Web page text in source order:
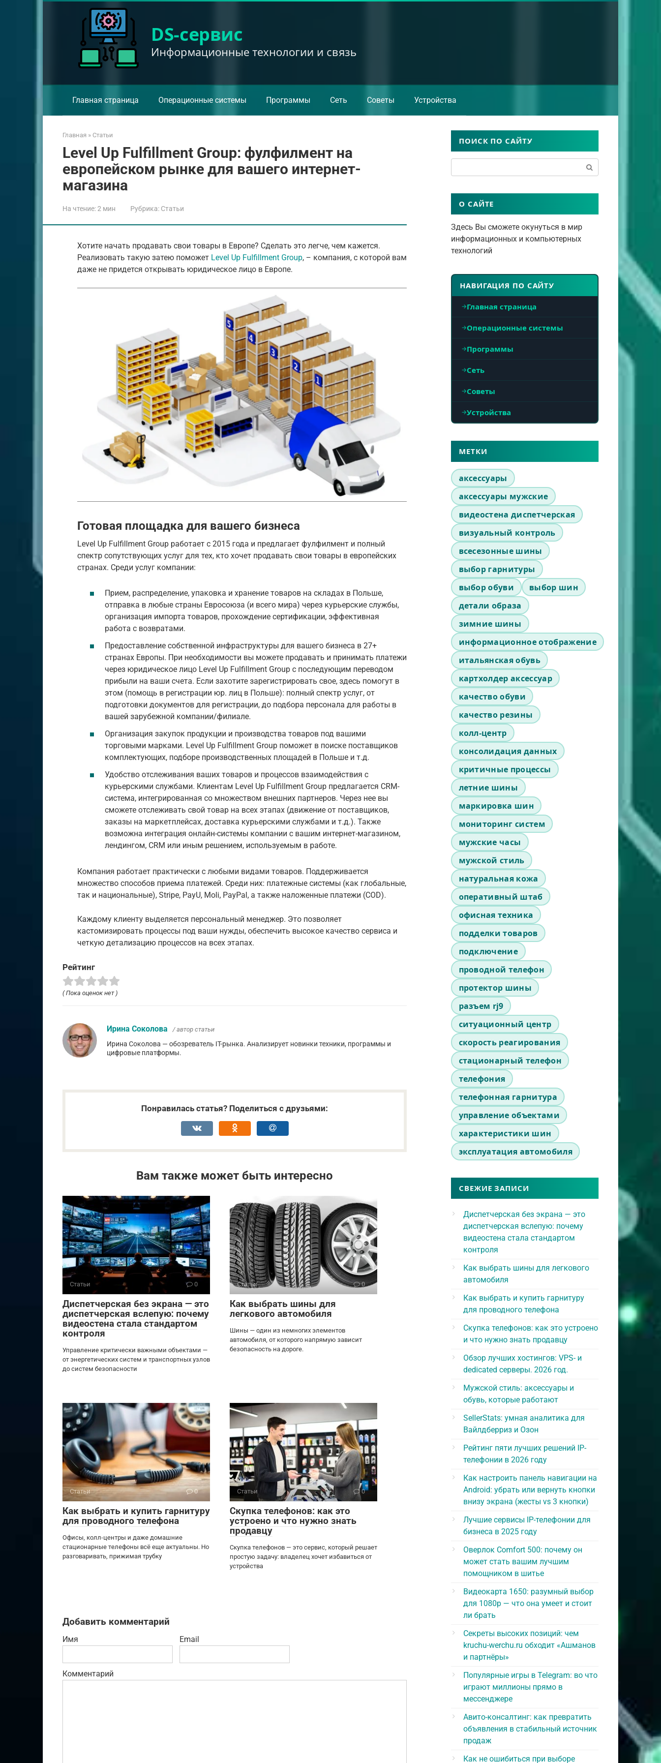
DS-сервис
Информационные технологии и связь
Главная страница Операционные системы Программы Сеть Советы Устройства
Главная » Статьи
Level Up Fulfillment Group: фулфилмент на
европейском рынке для вашего интернет-
магазина
На чтение:2 мин Рубрика: Статьи
Хотите начать продавать свои товары в Европе? Сделать это легче, чем кажется.
Реализовать такую затею поможет Level Up Fulfillment Group, – компания, с которой вам
даже не придется открывать юридическое лицо в Европе.
Готовая площадка для вашего бизнеса
Level Up Fulfillment Group работает с 2015 года и предлагает фулфилмент и полный
спектр сопутствующих услуг для тех, кто хочет продавать свои товары в европейских
странах. Среди услуг компании:
Прием, распределение, упаковка и хранение товаров на складах в Польше,
отправка в любые страны Евросоюза (и всего мира) через курьерские службы,
организация импорта товаров, прохождение сертификации, эффективная
работа с возвратами.
Предоставление собственной инфраструктуры для вашего бизнеса в 27+
странах Европы. При необходимости вы можете продавать и принимать платежи
через юридическое лицо Level Up Fulfillment Group с последующим переводом
прибыли на ваши счета. Если захотите зарегистрировать свое, здесь помогут в
этом (помощь в регистрации юр. лиц в Польше): полный спектр услуг, от
подготовки документов для регистрации, до подбора персонала для работы в
вашей зарубежной компании/филиале.
Организация закупок продукции и производства товаров под вашими
торговыми марками. Level Up Fulfillment Group поможет в поиске поставщиков
комплектующих, подборе производственных площадей в Польше и т.д.
Удобство отслеживания ваших товаров и процессов взаимодействия с
курьерскими службами. Клиентам Level Up Fulfillment Group предлагается CRM-
система, интегрированная со множеством внешних партнеров. Через нее вы
сможете отслеживать свой товар на всех этапах (движение от поставщиков,
заказы на маркетплейсах, доставка курьерскими службами и т.д.). Также
возможна интеграция онлайн-системы компании с вашим интернет-магазином,
лендингом, CRM или иным решением, используемым в работе.
Компания работает практически с любыми видами товаров. Поддерживается
множество способов приема платежей. Среди них: платежные системы (как глобальные,
так и национальные), Stripe, PayU, Moli, PayPal, а также наложенные платежи (COD).
Каждому клиенту выделяется персональный менеджер. Это позволяет
кастомизировать процессы под ваши нужды, обеспечить высокое качество сервиса и
четкую детализацию процессов на всех этапах.
Рейтинг
( Пока оценок нет )
Ирина Соколова / автор статьи
Ирина Соколова — обозреватель IT-рынка. Анализирует новинки техники, программы и
цифровые платформы.
Понравилась статья? Поделиться с друзьями:
Вам также может быть интересно
Статьи 0
Диспетчерская без экрана — это
диспетчерская вслепую: почему
видеостена стала стандартом
контроля
Управление критически важными объектами —
от энергетических систем и транспортных узлов
до систем безопасности
Статьи 0
Как выбрать шины для
легкового автомобиля
Шины — один из немногих элементов
автомобиля, от которого напрямую зависит
безопасность на дороге.
Статьи 0
Как выбрать и купить гарнитуру
для проводного телефона
Офисы, колл-центры и даже домашние
стационарные телефоны всё еще актуальны. Но
разговаривать, прижимая трубку
Статьи 0
Скупка телефонов: как это
устроено и что нужно знать
продавцу
Скупка телефонов — это сервис, который решает
простую задачу: владелец хочет избавиться от
устройства
Добавить комментарий
Имя Email
Комментарий
ПОИСК ПО САЙТУ
О САЙТЕ
Здесь Вы сможете окунуться в мир
информационных и компьютерных
технологий
НАВИГАЦИЯ ПО САЙТУ
Главная страница
Операционные системы
Программы
Сеть
Советы
Устройства
МЕТКИ
аксессуары
аксессуары мужские
видеостена диспетчерская
визуальный контроль
всесезонные шины
выбор гарнитуры
выбор обуви
выбор шин
детали образа
зимние шины
информационное отображение
итальянская обувь
картхолдер аксессуар
качество обуви
качество резины
колл-центр
консолидация данных
критичные процессы
летние шины
маркировка шин
мониторинг систем
мужские часы
мужской стиль
натуральная кожа
оперативный штаб
офисная техника
подделки товаров
подключение
проводной телефон
протектор шины
разъем rj9
ситуационный центр
скорость реагирования
стационарный телефон
телефония
телефонная гарнитура
управление объектами
характеристики шин
эксплуатация автомобиля
СВЕЖИЕ ЗАПИСИ
Диспетчерская без экрана — это
диспетчерская вслепую: почему
видеостена стала стандартом
контроля
Как выбрать шины для легкового
автомобиля
Как выбрать и купить гарнитуру
для проводного телефона
Скупка телефонов: как это устроено
и что нужно знать продавцу
Обзор лучших хостингов: VPS- и
dedicated серверы. 2026 год.
Мужской стиль: аксессуары и
обувь, которые работают
SellerStats: умная аналитика для
Вайлдберриз и Озон
Рейтинг пяти лучших решений IP-
телефонии в 2026 году
Как настроить панель навигации на
Android: убрать или вернуть кнопки
внизу экрана (жесты vs 3 кнопки)
Лучшие сервисы IP-телефонии для
бизнеса в 2025 году
Оверлок Comfort 500: почему он
может стать вашим лучшим
помощником в шитье
Видеокарта 1650: разумный выбор
для 1080p — что она умеет и стоит
ли брать
Секреты высоких позиций: чем
kruchu-werchu.ru обходит «Ашманов
и партнёры»
Популярные игры в Telegram: во что
играют миллионы прямо в
мессенджере
Авито-консалтинг: как превратить
объявления в стабильный источник
продаж
Как не ошибиться при выборе